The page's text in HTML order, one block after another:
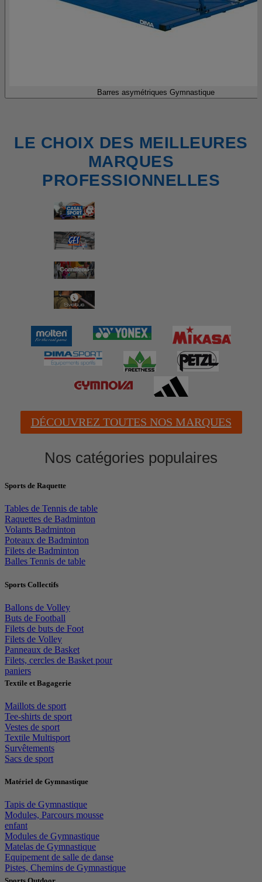
Barres asymétriques Gymnastique
LE CHOIX DES MEILLEURES
MARQUES
PROFESSIONNELLES
DÉCOUVREZ TOUTES NOS MARQUES
Nos catégories populaires
Sports de Raquette
Tables de Tennis de table
Raquettes de Badminton
Volants Badminton
Poteaux de Badminton
Filets de Badminton
Balles Tennis de table
Sports Collectifs
Ballons de Volley
Buts de Football
Filets de buts de Foot
Filets de Volley
Panneaux de Basket
Filets, cercles de Basket pour
paniers
Textile et Bagagerie
Maillots de sport
Tee-shirts de sport
Vestes de sport
Textile Multisport
Survêtements
Sacs de sport
Matériel de Gymnastique
Tapis de Gymnastique
Modules, Parcours mousse
enfant
Modules de Gymnastique
Matelas de Gymnastique
Equipement de salle de danse
Pistes, Chemins de Gymnastique